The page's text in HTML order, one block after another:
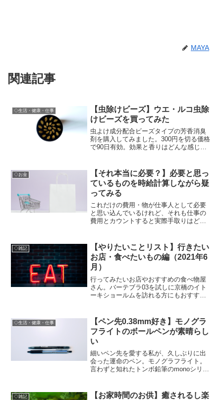
MAYA
関連記事
◇生活・健康・仕事
【虫除けビーズ】ウエ・ルコ虫除
けビーズを買ってみた
虫よけ成分配合ビーズタイプの芳香消臭
剤を購入してみました。300円を切る価格
で90日有効。効果と香りはどんな感じか
◇お金
【それ本当に必要？】必要と思っ
ているものを時給計算しながら疑
ってみる
これだけの費用・物が仕事人として必要
と思い込んでいるけれど、それも仕事の
費用とカウントすると実際手取りはどう
◇雑記
【やりたいことリスト】行きたい
お店・食べたいもの編（2021年6
月）
行ってみたいお店やおすすめの食べ物屋
さん。バーテブラ03を試しに京橋のイト
ーキショールムを訪れる方にもおすすめ
◇生活・健康・仕事
【ペン先0.38mm好き】モノグラ
フライトのボールペンが素晴らし
い
細いペン先を愛する私が、久しぶりに出
会った運命のペン。モノグラフライト。
言わずと知れたトンボ鉛筆のmonoシリー
◇雑記
【お家時間のお供】癒されるし楽